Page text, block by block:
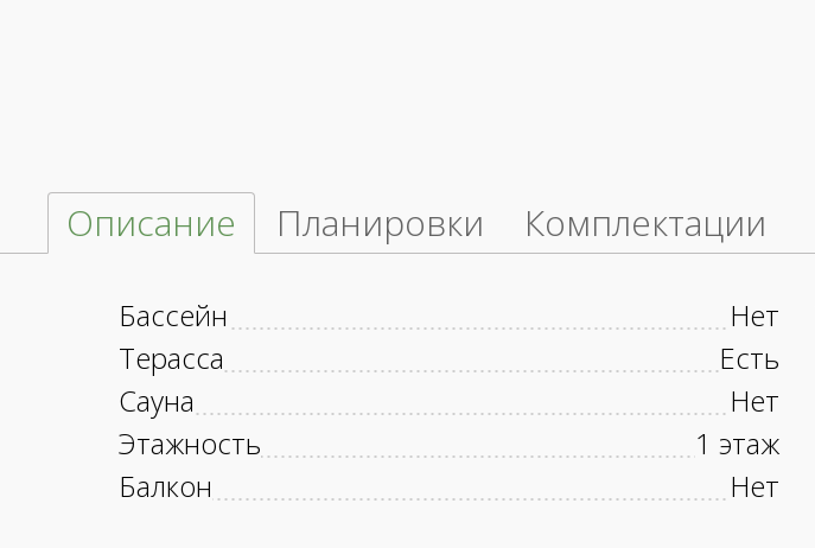
Описание Планировки Комплектации
Бассейн
Нет
Терасса
Есть
Сауна
Нет
Этажность
1 этаж
Балкон
Нет